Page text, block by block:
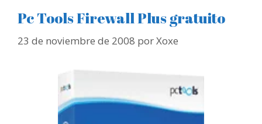
Pc Tools Firewall Plus gratuito
23 de noviembre de 2008 porXoxe